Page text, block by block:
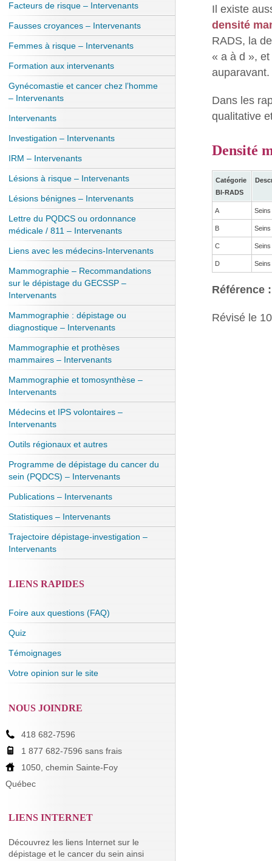
Il existe
densité
RADS, la
« a à d »,
auparavant.
Dans les
qualitative
Densité
Catégorie
BI-RADS
A
B
C
D
Référence :
Révisé le
Facteurs de risque – Intervenants
Fausses croyances – Intervenants
Femmes à risque – Intervenants
Formation aux intervenants
Gynécomastie et cancer chez l’homme
– Intervenants
Intervenants
Investigation – Intervenants
IRM – Intervenants
Lésions à risque – Intervenants
Lésions bénignes – Intervenants
Lettre du PQDCS ou ordonnance
médicale / 811 – Intervenants
Liens avec les médecins-Intervenants
Mammographie – Recommandations
sur le dépistage du GECSSP –
Intervenants
Mammographie : dépistage ou
diagnostique – Intervenants
Mammographie et prothèses
mammaires – Intervenants
Mammographie et tomosynthèse –
Intervenants
Médecins et IPS volontaires –
Intervenants
Outils régionaux et autres
Programme de dépistage du cancer du
sein (PQDCS) – Intervenants
Publications – Intervenants
Statistiques – Intervenants
Trajectoire dépistage-investigation –
Intervenants
LIENS RAPIDES
Foire aux questions (FAQ)
Quiz
Témoignages
Votre opinion sur le site
NOUS JOINDRE
418 682-7596
1 877 682-7596 sans frais
1050, chemin Sainte-Foy
Québec
LIENS INTERNET
Découvrez les liens Internet sur le
dépistage et le cancer du sein ainsi